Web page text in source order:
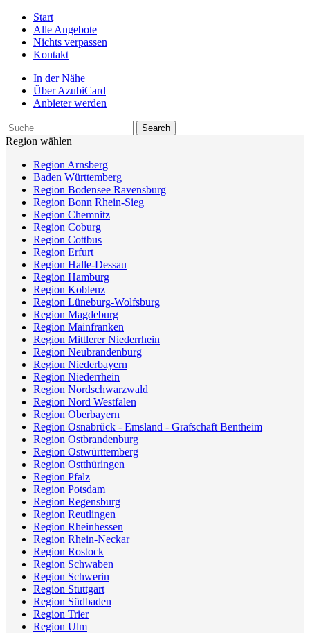
Start
Alle Angebote
Nichts verpassen
Kontakt
In der Nähe
Über AzubiCard
Anbieter werden
Region wählen
Region Arnsberg
Baden Württemberg
Region Bodensee Ravensburg
Region Bonn Rhein-Sieg
Region Chemnitz
Region Coburg
Region Cottbus
Region Erfurt
Region Halle-Dessau
Region Hamburg
Region Koblenz
Region Lüneburg-Wolfsburg
Region Magdeburg
Region Mainfranken
Region Mittlerer Niederrhein
Region Neubrandenburg
Region Niederbayern
Region Niederrhein
Region Nordschwarzwald
Region Nord Westfalen
Region Oberbayern
Region Osnabrück - Emsland - Grafschaft Bentheim
Region Ostbrandenburg
Region Ostwürttemberg
Region Ostthüringen
Region Pfalz
Region Potsdam
Region Regensburg
Region Reutlingen
Region Rheinhessen
Region Rhein-Neckar
Region Rostock
Region Schwaben
Region Schwerin
Region Stuttgart
Region Südbaden
Region Trier
Region Ulm